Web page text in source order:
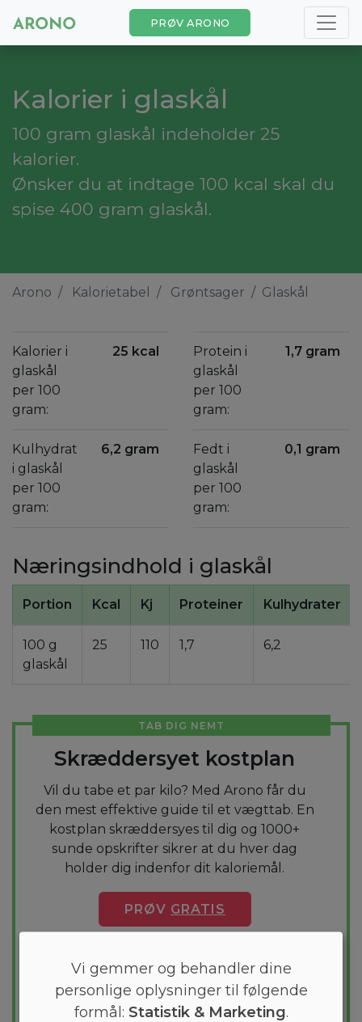
PRØV ARONO
Kalorier i glaskål
100 gram glaskål indeholder 25
kalorier.
Ønsker du at indtage 100 kcal skal du
spise 400 gram glaskål.
Arono Kalorietabel Grøntsager Glaskål
Kalorier i
glaskål
per 100
gram:
25 kcal
Kulhydrat
i glaskål
per 100
gram:
6,2 gram
Protein i
glaskål
per 100
gram:
1,7 gram
Fedt i
glaskål
per 100
gram:
0,1 gram
Næringsindhold i glaskål
Portion Kcal Kj Proteiner Kulhydrater
100 g
glaskål
25 110 1,7 6,2
TAB DIG NEMT
Skræddersyet kostplan
Vil du tabe et par kilo? Med Arono får du
den mest effektive guide til et vægttab. En
kostplan skræddersyes til dig og 1000+
sunde opskrifter sikrer at du hver dag
holder dig indenfor dit kaloriemål.
PRØV GRATIS
Vi gemmer og behandler dine
personlige oplysninger til følgende
formål: Statistik & Marketing.